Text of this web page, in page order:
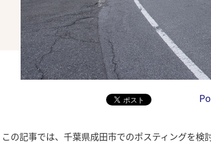
この記事では、千葉県成田市でのポスティングを検